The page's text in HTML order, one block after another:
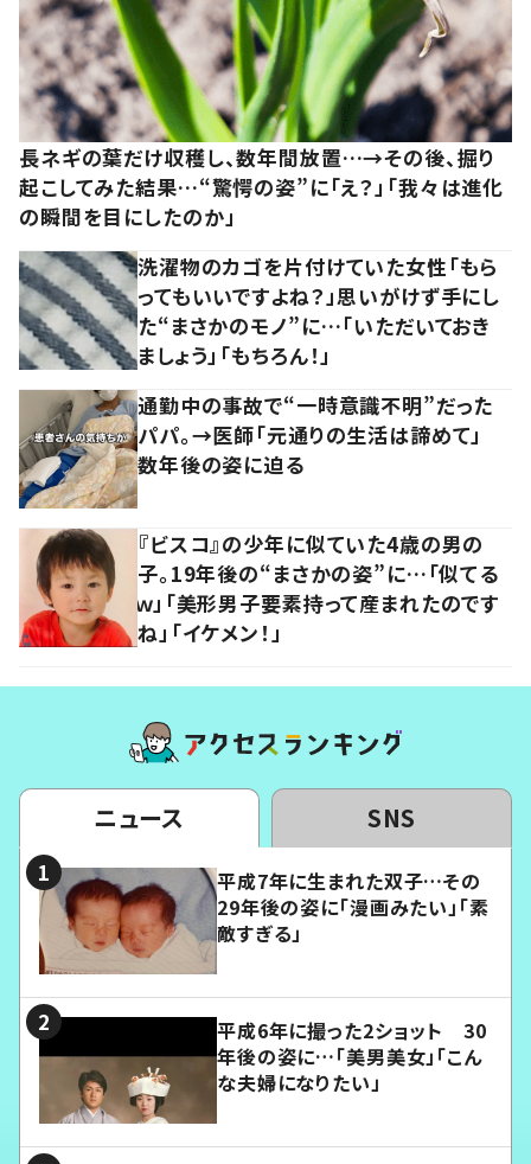
長ネギの葉だけ収穫し、数年間放置…→その後、掘り
起こしてみた結果…“驚愕の姿”に「え？」「我々は進化
の瞬間を目にしたのか」
洗濯物のカゴを片付けていた女性「もら
ってもいいですよね？」思いがけず手にし
た“まさかのモノ”に…「いただいておき
ましょう」「もちろん！」
通勤中の事故で“一時意識不明”だった
パパ。→医師「元通りの生活は諦めて」
数年後の姿に迫る
『ビスコ』の少年に似ていた4歳の男の
子。19年後の“まさかの姿”に…「似てる
ｗ」「美形男子要素持って産まれたのです
ね」「イケメン！」
ニュース SNS
平成7年に生まれた双子…その
29年後の姿に「漫画みたい」「素
敵すぎる」
平成6年に撮った2ショット 30
年後の姿に…「美男美女」「こん
な夫婦になりたい」